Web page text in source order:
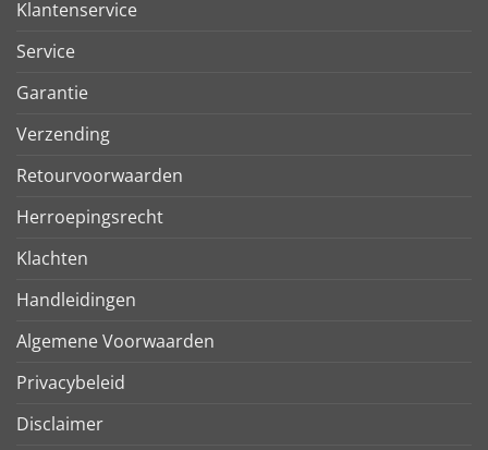
Klantenservice
Service
Garantie
Verzending
Retourvoorwaarden
Herroepingsrecht
Klachten
Handleidingen
Algemene Voorwaarden
Privacybeleid
Disclaimer